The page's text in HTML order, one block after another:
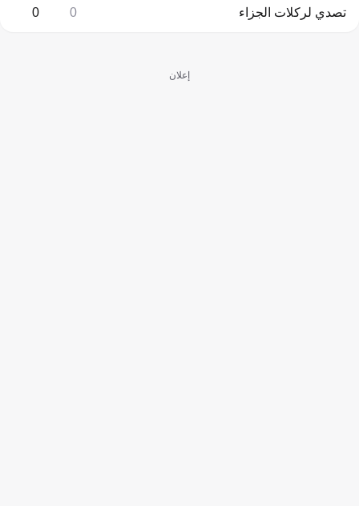
تصدي لركلات الجزاء 0
0
إعلان